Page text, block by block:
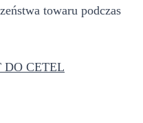
towaru podczas
DO CETEL